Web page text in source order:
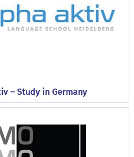
– Study in Germany